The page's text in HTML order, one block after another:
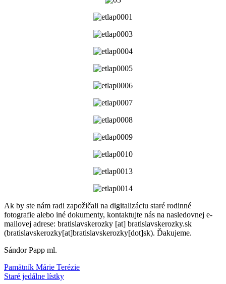
Ak by ste nám radi zapožičali na digitalizáciu staré rodinné
fotografie alebo iné dokumenty, kontaktujte nás na nasledovnej e-
mailovej adrese: bratislavskerozky [at] bratislavskerozky.sk
(bratislavskerozky[at]bratislavskerozky[dot]sk). Ďakujeme.
Sándor Papp ml.
Pamätník Márie Terézie
Staré jedálne lístky